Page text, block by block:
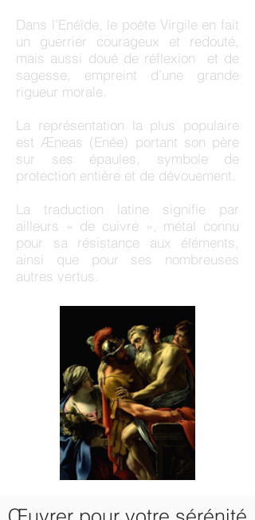
Dans l’Enéïde, le poète Virgile en fait
un guerrier courageux et redouté,
mais aussi doué de réflexion et de
sagesse, empreint d’une grande
rigueur morale.
La représentation la plus populaire
est Æneas (Enée) portant son père
sur ses épaules, symbole de
protection entière et de dévouement.
La traduction latine signifie par
ailleurs « de cuivre », métal connu
pour sa résistance aux éléments,
ainsi que pour ses nombreuses
autres vertus.